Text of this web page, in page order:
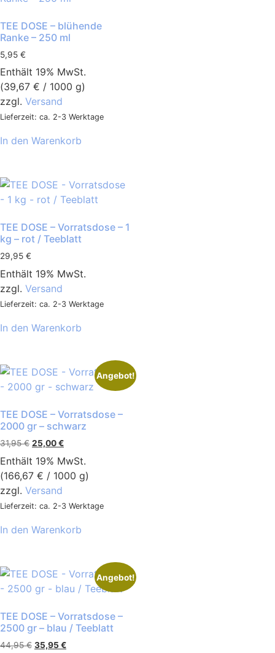
TEE DOSE – blühende
Ranke – 250 ml
5,95 €
Enthält 19% MwSt.
(39,67 € / 1000 g)
zzgl. Versand
Lieferzeit: ca. 2-3 Werktage
In den Warenkorb
TEE DOSE – Vorratsdose – 1
kg – rot / Teeblatt
29,95 €
Enthält 19% MwSt.
zzgl. Versand
Lieferzeit: ca. 2-3 Werktage
In den Warenkorb
Angebot!
TEE DOSE – Vorratsdose –
2000 gr – schwarz
31,95€ 25,00€
Enthält 19% MwSt.
(166,67 € / 1000 g)
zzgl. Versand
Lieferzeit: ca. 2-3 Werktage
In den Warenkorb
Angebot!
TEE DOSE – Vorratsdose –
2500 gr – blau / Teeblatt
44,95€ 35,95€